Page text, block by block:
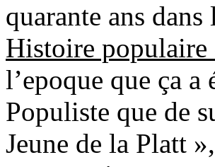
quarante ans
Histoire populaire
l’epoque que ça
Populiste que de
Jeune de la Platt